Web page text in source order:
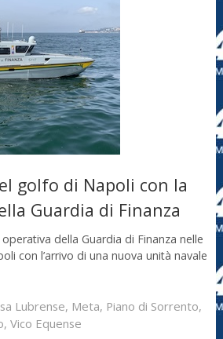
golfo di Napoli con la
Guardia di Finanza
della Guardia di Finanza nelle
con l’arrivo di una nuova unità navale
Lubrense, Meta, Piano di Sorrento,
, Vico Equense